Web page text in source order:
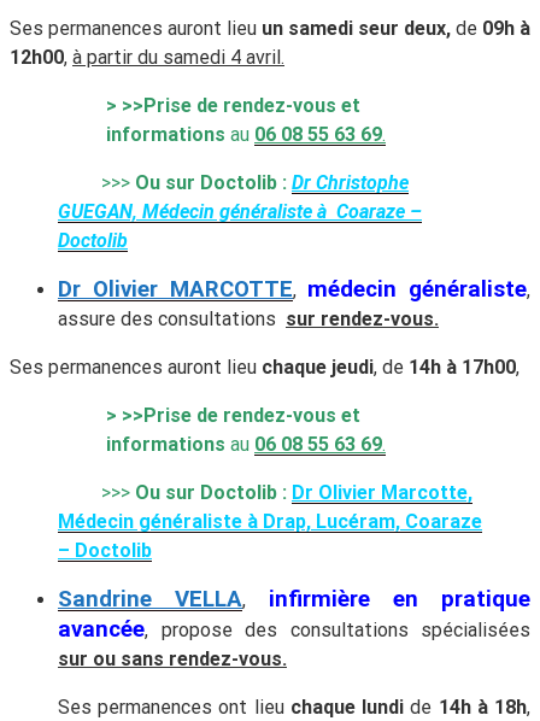
Ses permanences auront lieu un samedi seur deux, de 09h à
12h00, à partir du samedi 4 avril.
> >>Prise de rendez-vous et
informations au 06 08 55 63 69.
>>> Ou sur Doctolib : Dr Christophe
GUEGAN, Médecin généraliste à Coaraze –
Doctolib
Dr Olivier MARCOTTE, médecin généraliste,
assure des consultations sur rendez-vous.
Ses permanences auront lieu chaque jeudi, de 14h à 17h00,
> >>Prise de rendez-vous et
informations au 06 08 55 63 69.
>>> Ou sur Doctolib : Dr Olivier Marcotte,
Médecin généraliste à Drap, Lucéram, Coaraze
– Doctolib
Sandrine VELLA, infirmière en pratique
avancée, propose des consultations spécialisées
sur ou sans rendez-vous.
Ses permanences ont lieu chaque lundi de 14h à 18h,